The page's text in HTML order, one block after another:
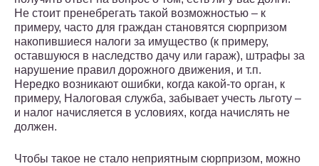
Не стоит пренебрегать такой возможностью – к
примеру, часто для граждан становятся сюрпризом
накопившиеся налоги за имущество (к примеру,
оставшуюся в наследство дачу или гараж), штрафы за
нарушение правил дорожного движения, и т.п.
Нередко возникают ошибки, когда какой-то орган, к
примеру, Налоговая служба, забывает учесть льготу –
и налог начисляется в условиях, когда начислять не
должен.
Чтобы такое не стало неприятным сюрпризом, можно